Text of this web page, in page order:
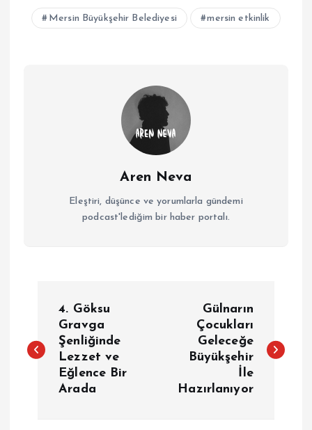
Mersin Büyükşehir Belediyesi mersin etkinlik
Aren Neva
Eleştiri, düşünce ve yorumlarla gündemi
podcast'lediğim bir haber portalı.
z
4. Göksu
Gravga
Şenliğinde
Lezzet ve
Eğlence Bir
Arada
Gülnarın
Çocukları
Geleceğe
Büyükşehir
İle
Hazırlanıyor